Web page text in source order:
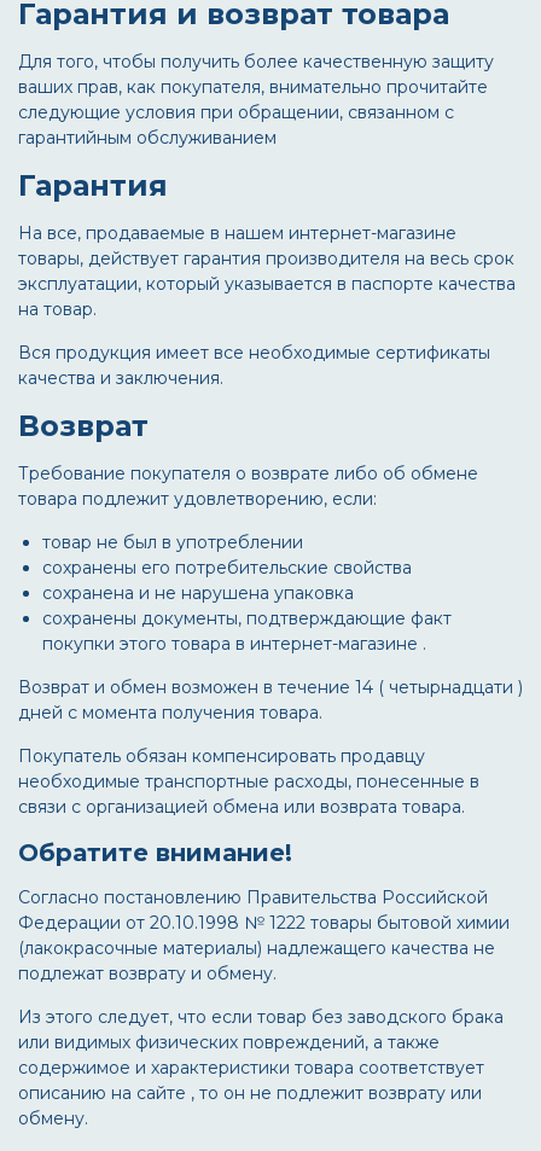
Гарантия и возврат товара
Для того, чтобы получить более качественную защиту
ваших прав, как покупателя, внимательно прочитайте
следующие условия при обращении, связанном с
гарантийным обслуживанием
Гарантия
На все, продаваемые в нашем интернет-магазине
товары, действует гарантия производителя на весь срок
эксплуатации, который указывается в паспорте качества
на товар.
Вся продукция имеет все необходимые сертификаты
качества и заключения.
Возврат
Требование покупателя о возврате либо об обмене
товара подлежит удовлетворению, если:
товар не был в употреблении
сохранены его потребительские свойства
сохранена и не нарушена упаковка
сохранены документы, подтверждающие факт
покупки этого товара в интернет-магазине .
Возврат и обмен возможен в течение 14 ( четырнадцати )
дней с момента получения товара.
Покупатель обязан компенсировать продавцу
необходимые транспортные расходы, понесенные в
связи с организацией обмена или возврата товара.
Обратите внимание!
Согласно постановлению Правительства Российской
Федерации от 20.10.1998 № 1222 товары бытовой химии
(лакокрасочные материалы) надлежащего качества не
подлежат возврату и обмену.
Из этого следует, что если товар без заводского брака
или видимых физических повреждений, а также
содержимое и характеристики товара соответствует
описанию на сайте , то он не подлежит возврату или
обмену.